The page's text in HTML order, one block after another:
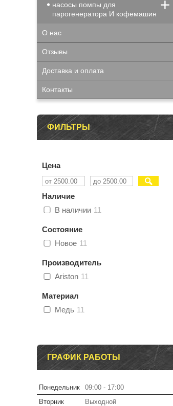
насосы помпы для
парогенератора И кофемашин
О нас
Отзывы
Доставка и оплата
Контакты
ФИЛЬТРЫ
Цена
Наличие
В наличии 11
Состояние
Новое 11
Производитель
Ariston 11
Материал
Медь 11
ГРАФИК РАБОТЫ
Понедельник 09:00
17:00
Вторник
Выходной